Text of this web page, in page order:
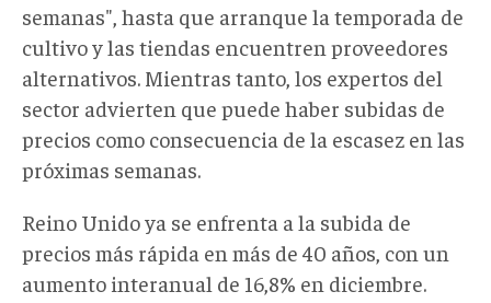
semanas", hasta que arranque la temporada de
cultivo y las tiendas encuentren proveedores
alternativos. Mientras tanto, los expertos del
sector advierten que puede haber subidas de
precios como consecuencia de la escasez en las
próximas semanas.
Reino Unido ya se enfrenta a la subida de
precios más rápida en más de 40 años, con un
aumento interanual de 16,8% en diciembre.